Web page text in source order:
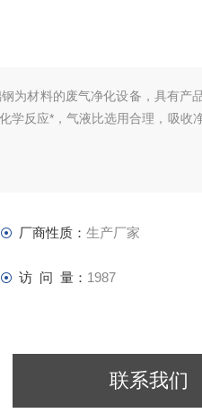
为材料的废气净化设备，具有产
学反应*，气液比选用合理，吸收
厂商性质： 生产厂家
访 问 量： 1987
联系我们